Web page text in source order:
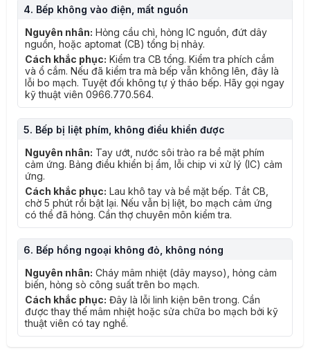
4. Bếp không vào điện, mất nguồn
Nguyên nhân: Hỏng cầu chì, hỏng IC nguồn, đứt dây
nguồn, hoặc aptomat (CB) tổng bị nhảy.
Cách khắc phục: Kiểm tra CB tổng. Kiểm tra phích cắm
và ổ cắm. Nếu đã kiểm tra mà bếp vẫn không lên, đây là
lỗi bo mạch. Tuyệt đối không tự ý tháo bếp. Hãy gọi ngay
kỹ thuật viên 0966.770.564.
5. Bếp bị liệt phím, không điều khiển được
Nguyên nhân: Tay ướt, nước sôi trào ra bề mặt phím
cảm ứng. Bảng điều khiển bị ẩm, lỗi chip vi xử lý (IC) cảm
ứng.
Cách khắc phục: Lau khô tay và bề mặt bếp. Tắt CB,
chờ 5 phút rồi bật lại. Nếu vẫn bị liệt, bo mạch cảm ứng
có thể đã hỏng. Cần thợ chuyên môn kiểm tra.
6. Bếp hồng ngoại không đỏ, không nóng
Nguyên nhân: Cháy mâm nhiệt (dây mayso), hỏng cảm
biến, hỏng sò công suất trên bo mạch.
Cách khắc phục: Đây là lỗi linh kiện bên trong. Cần
được thay thế mâm nhiệt hoặc sửa chữa bo mạch bởi kỹ
thuật viên có tay nghề.